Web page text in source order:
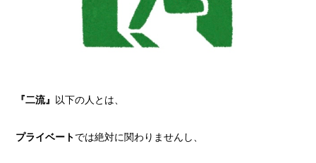
『二流』 以下の人とは、
プライベートでは絶対に関わりませんし、